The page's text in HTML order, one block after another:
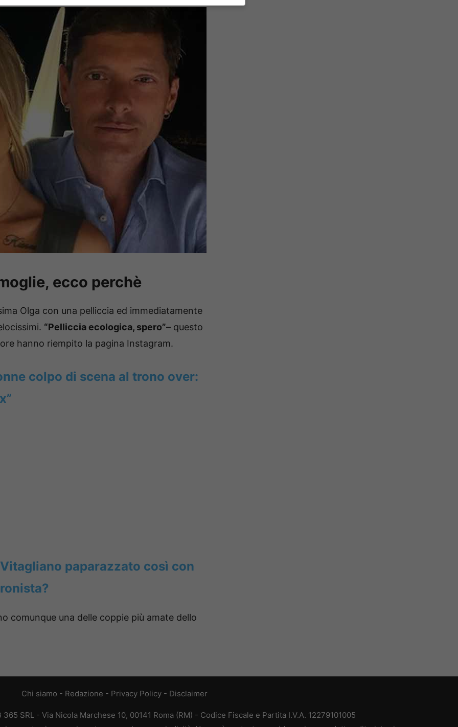
ecco perchè
Olga con una pelliccia ed immediatamente
“Pelliccia ecologica, spero”– questo
hanno riempito la pagina Instagram.
colpo di scena al trono over:
paparazzato così con
comunque una delle coppie più amate dello
Chi siamo - Redazione - Privacy Policy - Disclaimer
SRL - Via Nicola Marchese 10, 00141 Roma (RM) - Codice Fiscale e Partita I.V.A. 12279101005